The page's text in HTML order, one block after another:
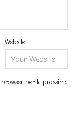
Website
per la prossima